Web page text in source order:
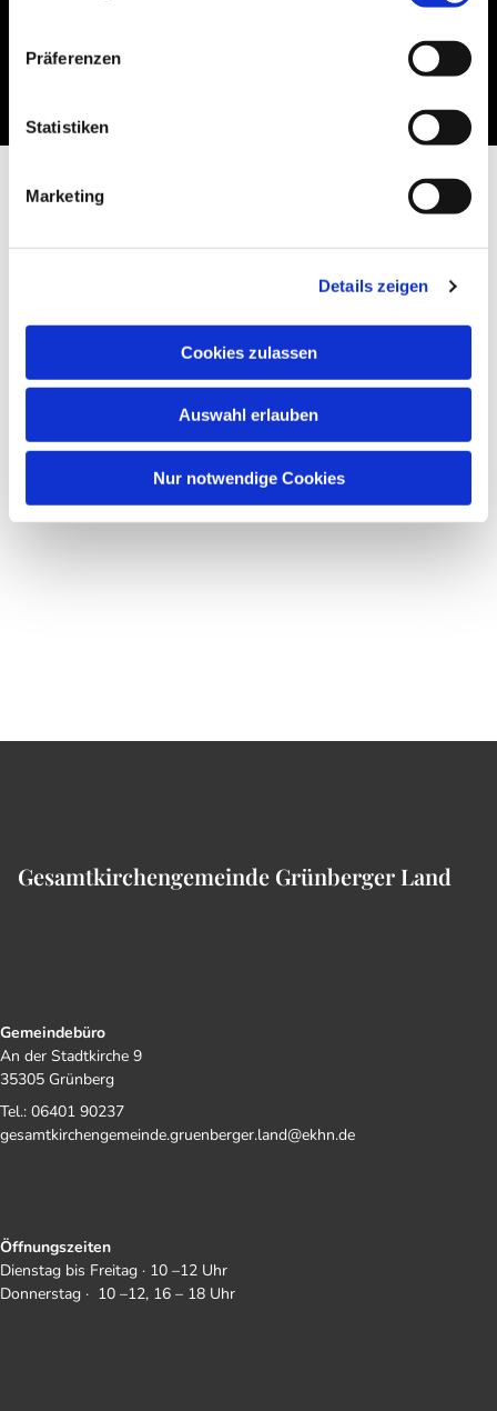
Präferenzen
Statistiken
Marketing
Details zeigen
Cookies zulassen
Auswahl erlauben
Nur notwendige Cookies
Gesamtkirchengemeinde Grünberger Land
Gemeindebüro
An der Stadtkirche 9
35305 Grünberg
Tel.: 06401 90237
gesamtkirchengemeinde.gruenberger.land@ekhn.de
Öffnungszeiten
Dienstag bis Freitag · 10 –12 Uhr
Donnerstag · 10 –12, 16 – 18 Uhr